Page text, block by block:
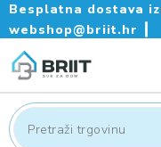
Besplatna dostava
webshop@briit.hr